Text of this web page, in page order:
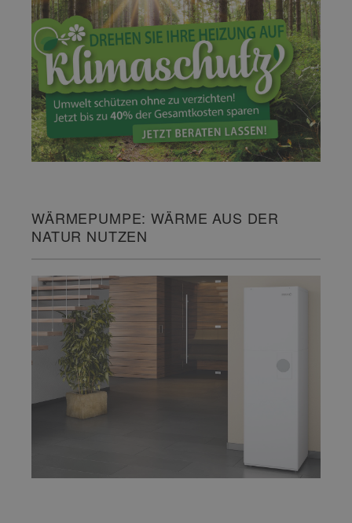
WÄRMEPUMPE: WÄRME AUS DER
NATUR NUTZEN